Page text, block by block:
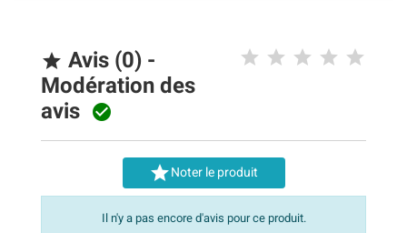
 Avis (0) -
Modération des
avis 
Noter le produit
Il n'y a pas encore d'avis pour ce produit.